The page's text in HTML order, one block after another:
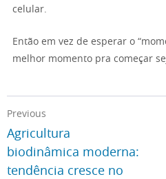
celular.
Então em vez de esperar o
melhor momento pra começar
Previous
Agricultura
biodinâmica moderna:
tendência cresce no